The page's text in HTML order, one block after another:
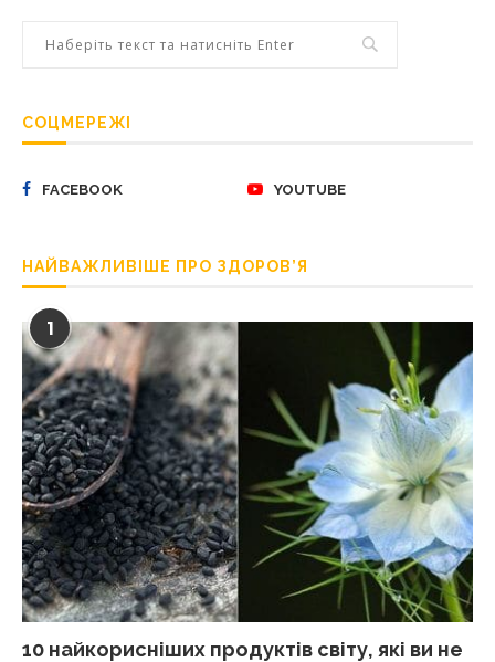
СОЦМЕРЕЖІ
FACEBOOK YOUTUBE
НАЙВАЖЛИВІШЕ ПРО ЗДОРОВ’Я
1
10 найкорисніших продуктів світу, які ви не